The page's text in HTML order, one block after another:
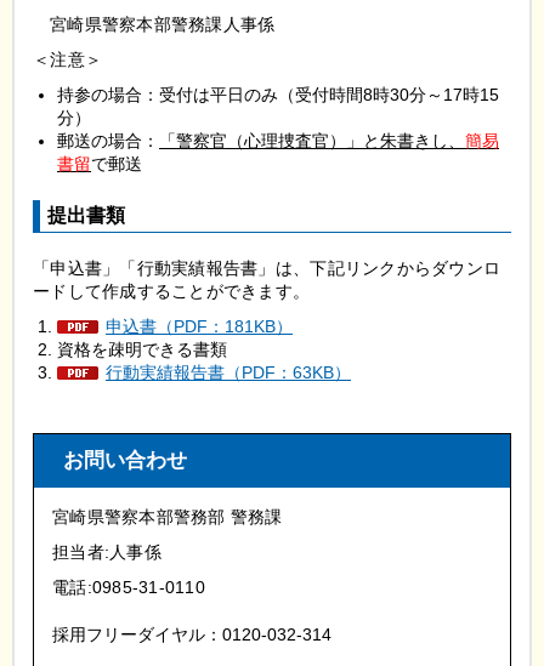
宮崎県警察本部警務課人事係
＜注意＞
持参の場合：受付は平日のみ（受付時間8時30分～17時15
分）
郵送の場合：
「警察官（心理捜査官）」と朱書きし、 簡易
書留で郵送
提出書類
「申込書」「行動実績報告書」は、下記リンクからダウンロ
ードして作成することができます。
申込書（PDF：181KB）
資格を疎明できる書類
行動実績報告書（PDF：63KB）
お問い合わせ
宮崎県警察本部警務部 警務課
担当者:人事係
電話:0985-31-0110
採用フリーダイヤル：0120-032-314